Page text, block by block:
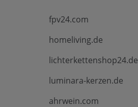
fpv24.com
homeliving.de
lichterkettenshop24.de
luminara-kerzen.de
ahrwein.com